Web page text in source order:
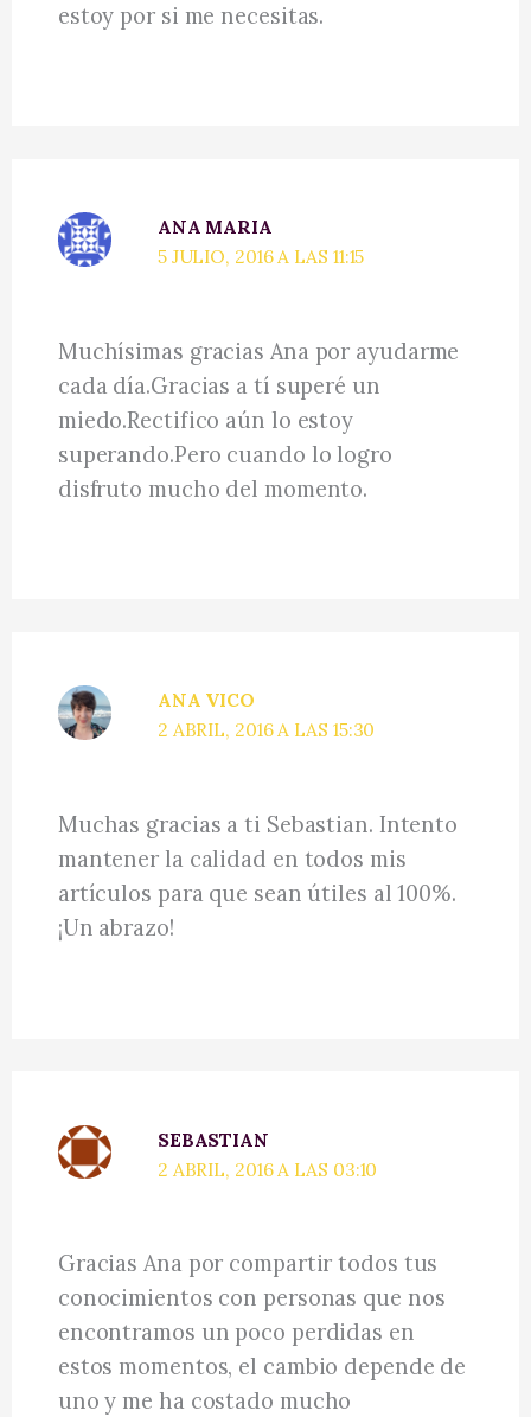
estoy por si me necesitas.
ANA MARIA
5 JULIO, 2016 A LAS 11:15
Muchísimas gracias Ana por ayudarme
cada día.Gracias a tí superé un
miedo.Rectifico aún lo estoy
superando.Pero cuando lo logro
disfruto mucho del momento.
ANA VICO
2 ABRIL, 2016 A LAS 15:30
Muchas gracias a ti Sebastian. Intento
mantener la calidad en todos mis
artículos para que sean útiles al 100%.
¡Un abrazo!
SEBASTIAN
2 ABRIL, 2016 A LAS 03:10
Gracias Ana por compartir todos tus
conocimientos con personas que nos
encontramos un poco perdidas en
estos momentos, el cambio depende de
uno y me ha costado mucho